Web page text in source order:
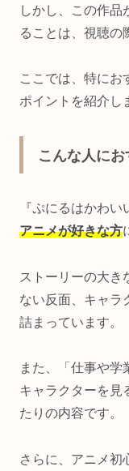
しかし、この作品
ることは、視聴の
ここでは、特にお
ポイントを紹介し
こんな人にお
『ぷにるはかわい
アニメが好きな方
ストーリーの大き
ない反面、キャラ
詰まっています。
また、「仕事や学
キャラクターを見
たりの内容です。
さらに、アニメ初